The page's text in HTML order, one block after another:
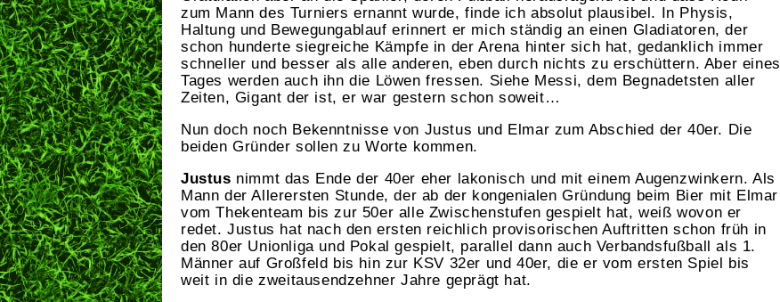
zum Mann des Turniers ernannt wurde, finde ich absolut plausibel. In Physis,
Haltung und Bewegungablauf erinnert er mich ständig an einen Gladiatoren, der
schon hunderte siegreiche Kämpfe in der Arena hinter sich hat, gedanklich immer
schneller und besser als alle anderen, eben durch nichts zu erschüttern. Aber eines
Tages werden auch ihn die Löwen fressen. Siehe Messi, dem Begnadetsten aller
Zeiten, Gigant der ist, er war gestern schon soweit…
Nun doch noch Bekenntnisse von Justus und Elmar zum Abschied der 40er. Die
beiden Gründer sollen zu Worte kommen.
Justus nimmt das Ende der 40er eher lakonisch und mit einem Augenzwinkern. Als
Mann der Allerersten Stunde, der ab der kongenialen Gründung beim Bier mit Elmar
vom Thekenteam bis zur 50er alle Zwischenstufen gespielt hat, weiß wovon er
redet. Justus hat nach den ersten reichlich provisorischen Auftritten schon früh in
den 80er Unionliga und Pokal gespielt, parallel dann auch Verbandsfußball als 1.
Männer auf Großfeld bis hin zur KSV 32er und 40er, die er vom ersten Spiel bis
weit in die zweitausendzehner Jahre geprägt hat.